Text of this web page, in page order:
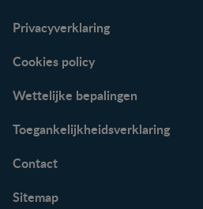
Privacyverklaring
Cookies policy
Wettelijke bepalingen
Toegankelijkheidsverklaring
Contact
Sitemap